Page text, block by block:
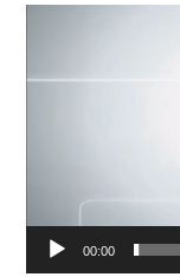
vídeo
00:00